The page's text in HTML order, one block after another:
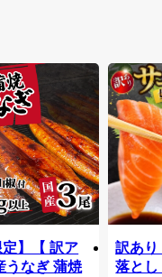
定】【 訳ア
うなぎ 蒲焼
訳あり
落とし